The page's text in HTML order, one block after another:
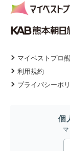
マイベストプロ
利用規約
プライバシーポ
個